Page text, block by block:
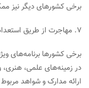
برخی کشورهای دیگر نیز
7. مهاجرت از طریق استعدادهای ویژه (Special Talent Immigration):
برخی کشورها برنامه‌های
در زمینه‌های علمی، هنری،
ارائه مدارک و شواهد